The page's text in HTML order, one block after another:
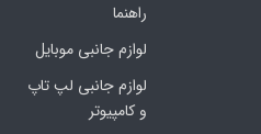
راهنما
لوازم جانبی موبایل
لوازم جانبی لپ تاپ
و کامپیوتر